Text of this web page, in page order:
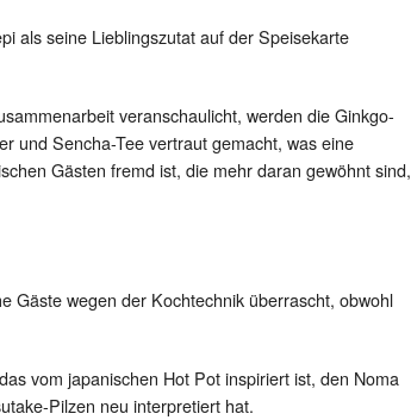
als seine Lieblingszutat auf der Speisekarte
veranschaulicht, werden die Ginkgo-
und Sencha-Tee vertraut gemacht, was eine
Gästen fremd ist, die mehr daran gewöhnt sind,
Gäste wegen der Kochtechnik überrascht, obwohl
vom japanischen Hot Pot inspiriert ist, den Noma
Pilzen neu interpretiert hat.